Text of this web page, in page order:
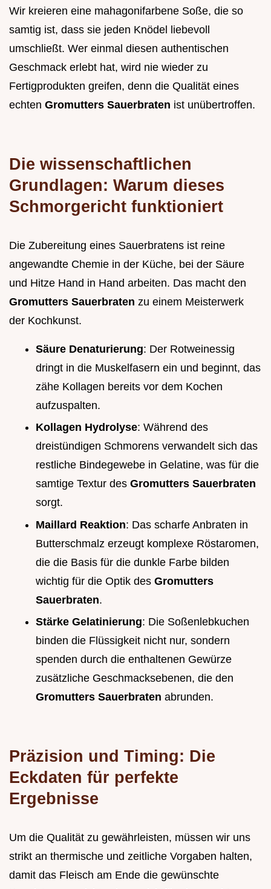
Wir kreieren eine mahagonifarbene Soße, die so
samtig ist, dass sie jeden Knödel liebevoll
umschließt. Wer einmal diesen authentischen
Geschmack erlebt hat, wird nie wieder zu
Fertigprodukten greifen, denn die Qualität eines
echten Gromutters Sauerbraten ist unübertroffen.
Die wissenschaftlichen
Grundlagen: Warum dieses
Schmorgericht funktioniert
Die Zubereitung eines Sauerbratens ist reine
angewandte Chemie in der Küche, bei der Säure
und Hitze Hand in Hand arbeiten. Das macht den
Gromutters Sauerbraten zu einem Meisterwerk
der Kochkunst.
Säure Denaturierung: Der Rotweinessig
dringt in die Muskelfasern ein und beginnt, das
zähe Kollagen bereits vor dem Kochen
aufzuspalten.
Kollagen Hydrolyse: Während des
dreistündigen Schmorens verwandelt sich das
restliche Bindegewebe in Gelatine, was für die
samtige Textur des Gromutters Sauerbraten
sorgt.
Maillard Reaktion: Das scharfe Anbraten in
Butterschmalz erzeugt komplexe Röstaromen,
die die Basis für die dunkle Farbe bilden
wichtig für die Optik des Gromutters
Sauerbraten.
Stärke Gelatinierung: Die Soßenlebkuchen
binden die Flüssigkeit nicht nur, sondern
spenden durch die enthaltenen Gewürze
zusätzliche Geschmacksebenen, die den
Gromutters Sauerbraten abrunden.
Präzision und Timing: Die
Eckdaten für perfekte
Ergebnisse
Um die Qualität zu gewährleisten, müssen wir uns
strikt an thermische und zeitliche Vorgaben halten,
damit das Fleisch am Ende die gewünschte